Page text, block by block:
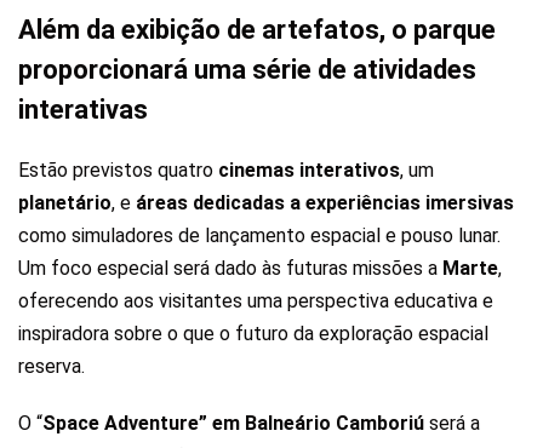
Além da exibição de artefatos, o parque
proporcionará uma série de atividades
interativas
Estão previstos quatro cinemas interativos, um
planetário, e áreas dedicadas a experiências imersivas
como simuladores de lançamento espacial e pouso lunar.
Um foco especial será dado às futuras missões a Marte,
oferecendo aos visitantes uma perspectiva educativa e
inspiradora sobre o que o futuro da exploração espacial
reserva.
O “Space Adventure” em Balneário Camboriú será a